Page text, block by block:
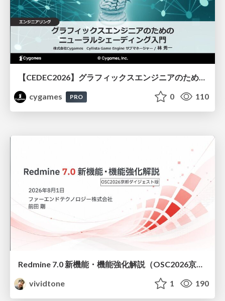
【CEDEC2026】グラフィックスエンジニアのためのニューラルシェーディング入門
cygames
PRO 0 110
Redmine 7.0 新機能・機能強化解説（OSC2026京都ダイジェスト版）
vividtone
1 190